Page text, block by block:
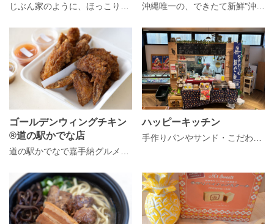
ゴールデンウィングチキン
®道の駅かでな店
ハッピーキッチン